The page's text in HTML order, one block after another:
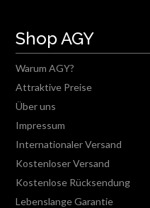
Shop AGY
Warum AGY?
Attraktive Preise
Über uns
Impressum
Internationaler Versand
Kostenloser Versand
Kostenlose Rücksendung
Lebenslange Garantie